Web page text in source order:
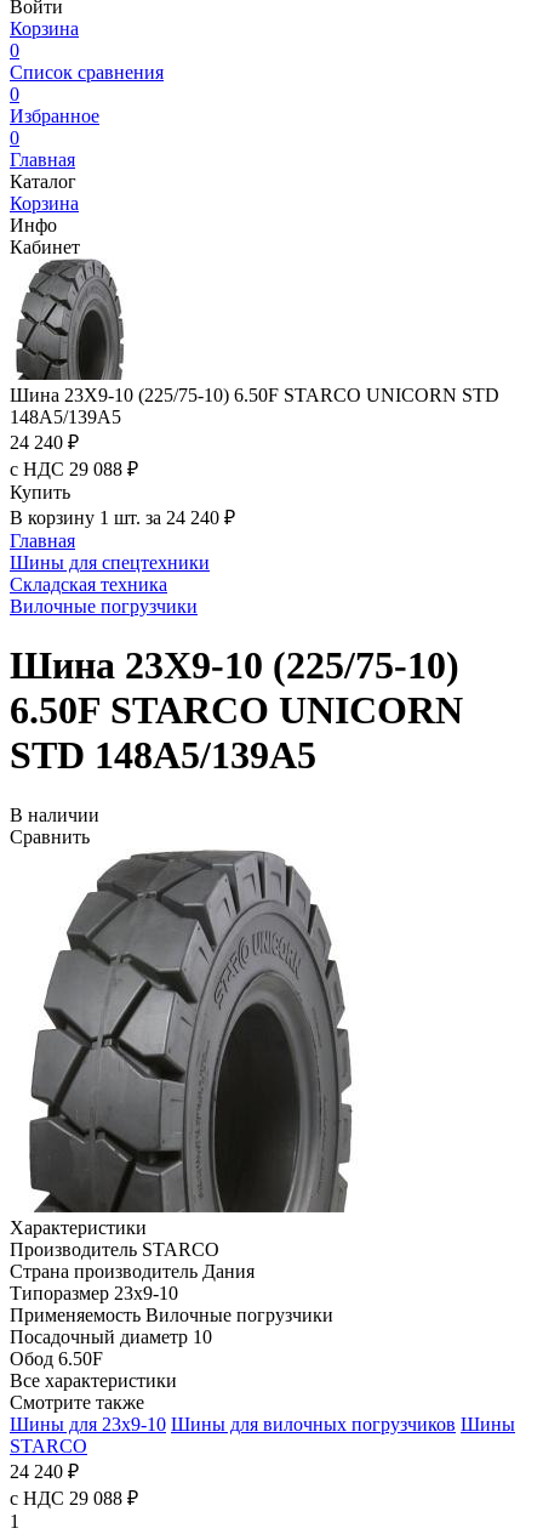
Войти
Корзина
0
Список сравнения
0
Избранное
0
Главная
Каталог
Корзина
Инфо
Кабинет
Шина 23X9-10 (225/75-10) 6.50F STARCO UNICORN STD
148A5/139A5
24 240 ₽
с НДС 29 088 ₽
Купить
В корзину 1 шт. за 24 240 ₽
Главная
Шины для спецтехники
Складская техника
Вилочные погрузчики
Шина 23X9-10 (225/75-10)
6.50F STARCO UNICORN
STD 148A5/139A5
В наличии
Сравнить
Характеристики
Производитель STARCO
Страна производитель Дания
Типоразмер 23x9-10
Применяемость Вилочные погрузчики
Посадочный диаметр 10
Обод 6.50F
Все характеристики
Смотрите также
Шины для 23x9-10 Шины для вилочных погрузчиков Шины
STARCO
24 240 ₽
с НДС 29 088 ₽
1